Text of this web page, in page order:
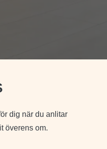
dig när du anlitar
överens om.